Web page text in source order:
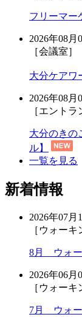
フリーマー
2026年08月
［会議室］
大分ケアワ
2026年08月
［エントラ
大分のきの
ル】
一覧を見る
新着情報
2026年07月
［ウォーキ
8月 ウォー
2026年06月
［ウォーキ
7月 ウォー